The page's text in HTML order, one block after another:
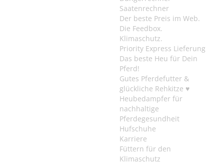
Saatenrechner
Der beste Preis im Web.
Die Feedbox.
Klimaschutz.
Priority Express Lieferung
Das beste Heu für Dein
Pferd!
Gutes Pferdefutter &
glückliche Rehkitze ♥
Heubedampfer für
nachhaltige
Pferdegesundheit
Hufschuhe
Karriere
Füttern für den
Klimaschutz